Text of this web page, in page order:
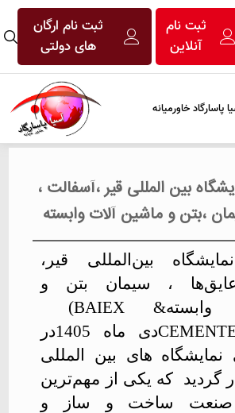
ثبت نام
آنلاین
ثبت نام ارگان
های دولتی
پاسارگاد خاورمیانه
بین المللی قیر ،آسفالت ،
،بتن و ماشین آلات وابسته
بین‌المللی قیر،
، سیمان بتن و
وابسته(BAIEX &
دی ماه 1405در
های بین المللی
گردید که یکی از مهم‌ترین
صنعت ساخت و ساز و